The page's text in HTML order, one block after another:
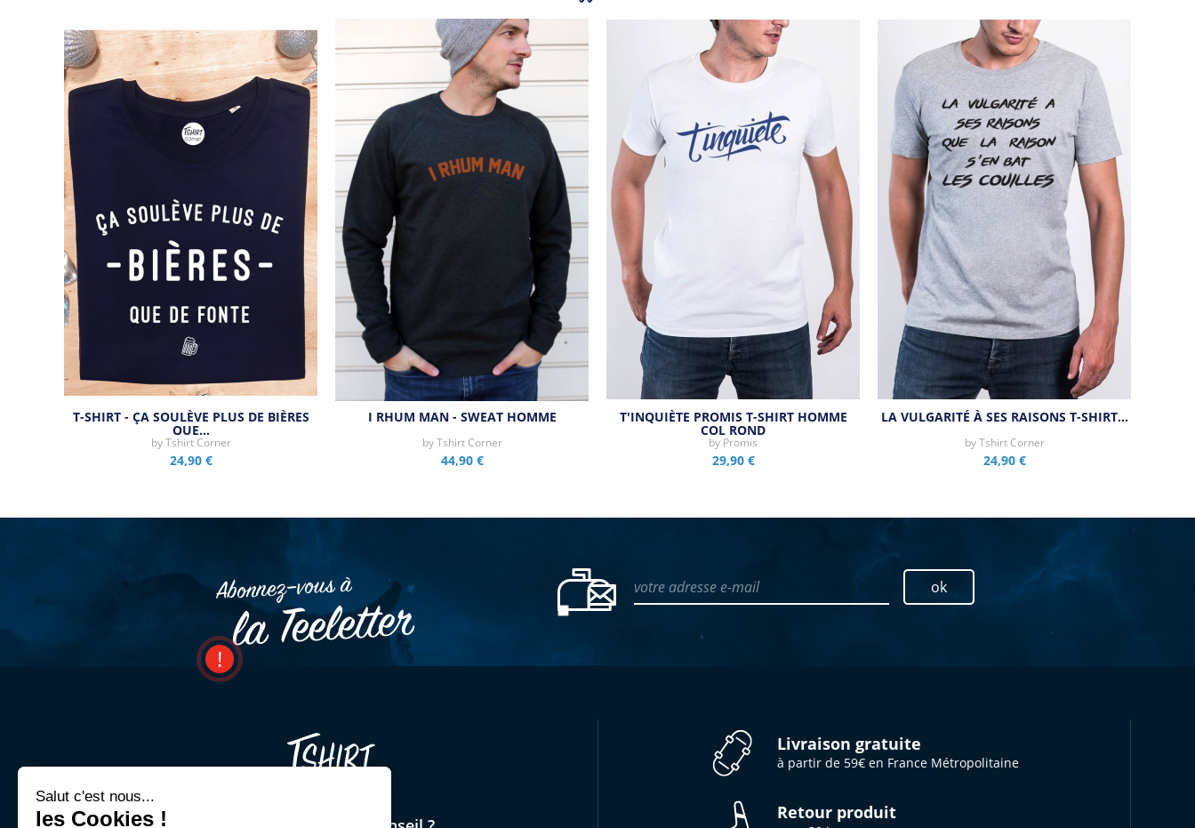
T-SHIRT - ÇA SOULÈVE PLUS DE BIÈRES
QUE…
byTshirt Corner
24,90 €
I RHUM MAN - SWEAT HOMME
byTshirt Corner
44,90 €
T'INQUIÈTE PROMIS T-SHIRT HOMME
COL ROND
by Promis
29,90 €
LA VULGARITÉ À SES RAISONS T-SHIRT…
byTshirt Corner
24,90 €
Abonnez–vous à
la Teeletter
votre adresse e-mail ok
Livraison gratuite
à partir de 59€ en France Métropolitaine
Retour produit
Salut c'est nous...
les Cookies !